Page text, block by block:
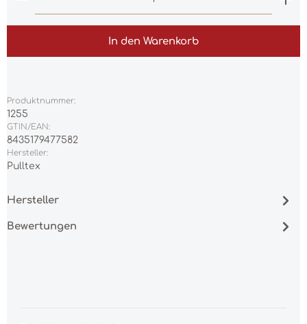
In den Warenkorb
Produktnummer:
1255
GTIN/EAN:
8435179477582
Hersteller:
Pulltex
Hersteller
Bewertungen